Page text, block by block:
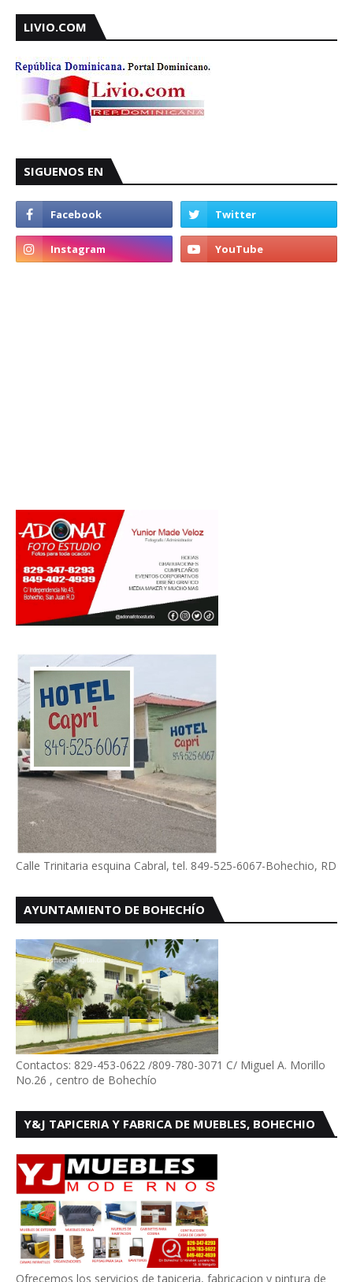
LIVIO.COM
SIGUENOS EN
Calle Trinitaria esquina Cabral, tel. 849-525-6067-Bohechio, RD
AYUNTAMIENTO DE BOHECHÍO
Contactos: 829-453-0622 /809-780-3071 C/ Miguel A. Morillo
No.26 , centro de Bohechío
Y&J TAPICERIA Y FABRICA DE MUEBLES, BOHECHIO
Ofrecemos los servicios de tapiceria, fabricacion y pintura de